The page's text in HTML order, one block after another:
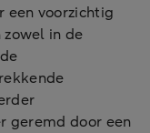
een voorzichtig
in de
geremd door een